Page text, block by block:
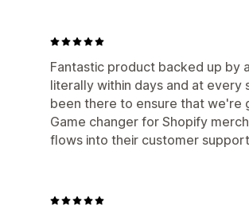
Fantastic product backed up by
literally within days and at
been there to ensure that we're
Game changer for Shopify
flows into their customer